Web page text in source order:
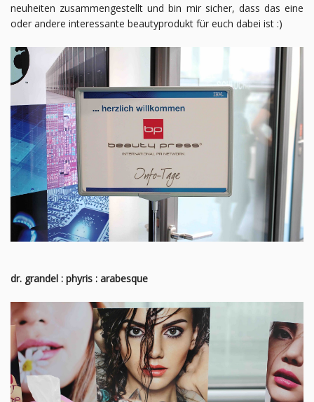
neuheiten zusammengestellt und bin mir sicher, dass das eine
oder andere interessante beautyprodukt für euch dabei ist :)
dr. grandel : phyris : arabesque